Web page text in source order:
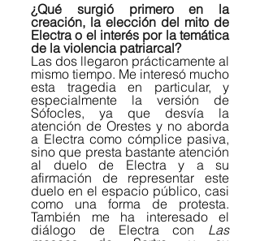
¿Qué surgió primero en la
creación, la elección del mito de
Electra o el interés por la temática
de la violencia patriarcal?
Las dos llegaron prácticamente al
mismo tiempo. Me interesó mucho
esta tragedia en particular, y
especialmente la versión de
Sófocles, ya que desvía la
atención de Orestes y no aborda
a Electra como cómplice pasiva,
sino que presta bastante atención
al duelo de Electra y a su
afirmación de representar este
duelo en el espacio público, casi
como una forma de protesta.
También me ha interesado el
diálogo de Electra con Las